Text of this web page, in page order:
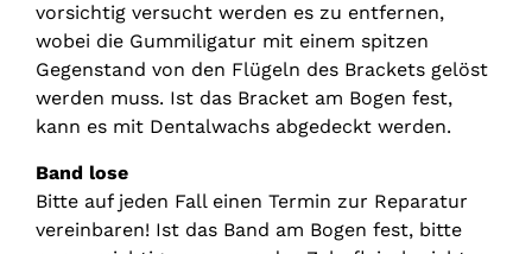
vorsichtig versucht werden es zu entfernen,
wobei die Gummiligatur mit einem spitzen
Gegenstand von den Flügeln des Brackets gelöst
werden muss. Ist das Bracket am Bogen fest,
kann es mit Dentalwachs abgedeckt werden.
Band lose
Bitte auf jeden Fall einen Termin zur Reparatur
vereinbaren! Ist das Band am Bogen fest, bitte